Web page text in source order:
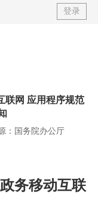
登录
联网 应用程序规范
：国务院办公厅
务移动互联